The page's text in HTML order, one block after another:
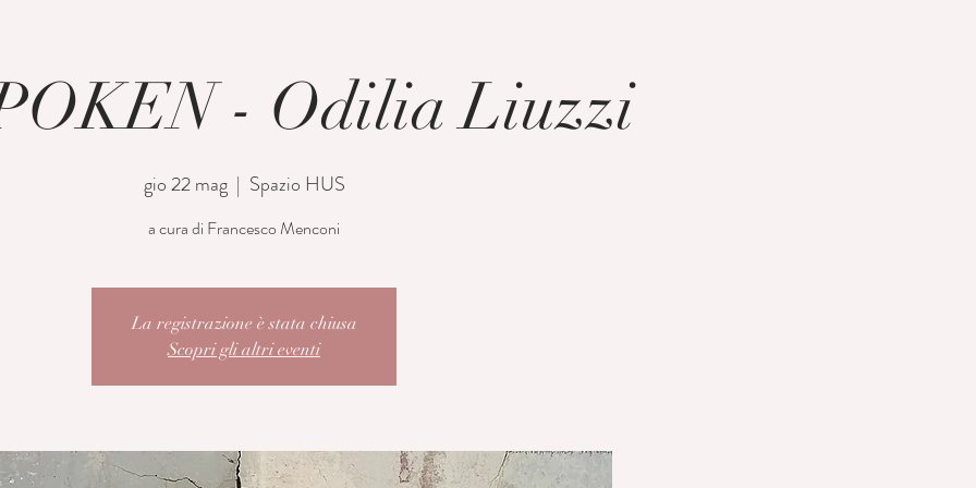
- Odilia Liuzzi
gio 22 mag
  |
Spazio HUS
a cura di Francesco Menconi
La registrazione è stata chiusa
Scopri gli altri eventi